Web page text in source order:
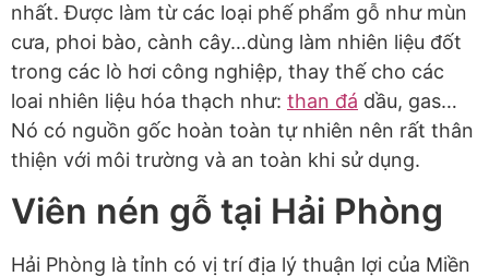
nhất. Được làm từ các loại phế phẩm gỗ như mùn
cưa, phoi bào, cành cây…dùng làm nhiên liệu đốt
trong các lò hơi công nghiệp, thay thế cho các
loai nhiên liệu hóa thạch như: than đá dầu, gas…
Nó có nguồn gốc hoàn toàn tự nhiên nên rất thân
thiện với môi trường và an toàn khi sử dụng.
Viên nén gỗ tại Hải Phòng
Hải Phòng là tỉnh có vị trí địa lý thuận lợi của Miền